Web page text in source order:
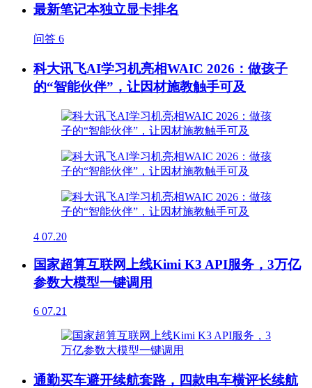
最新笔记本独立显卡排名
问答 6
科大讯飞AI学习机亮相WAIC 2026：做孩子
的“智能伙伴”，让因材施教触手可及
4 07.20
国家超算互联网上线Kimi K3 API服务，3万亿
参数大模型一键调用
6 07.21
通勤买车避开续航套路，四款电车横评长续航